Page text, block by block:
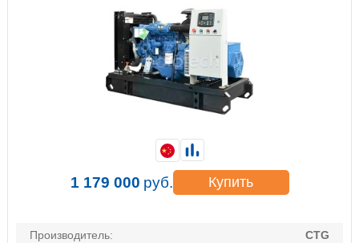
Производитель:
CTG
1 179 000 руб. Купить